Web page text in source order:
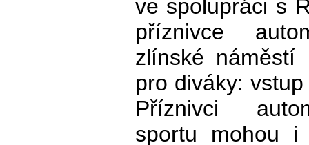
ve spolupráci s
příznivce
zlínské náměstí
pro diváky:
Příznivci
sportu mohou i